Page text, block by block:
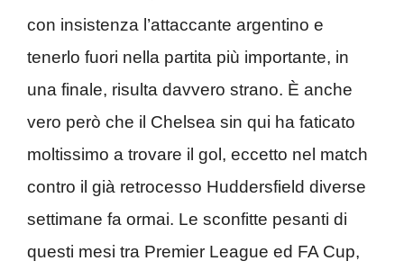
con insistenza l’attaccante argentino e
tenerlo fuori nella partita più importante, in
una finale, risulta davvero strano. È anche
vero però che il Chelsea sin qui ha faticato
moltissimo a trovare il gol, eccetto nel match
contro il già retrocesso Huddersfield diverse
settimane fa ormai. Le sconfitte pesanti di
questi mesi tra Premier League ed FA Cup,